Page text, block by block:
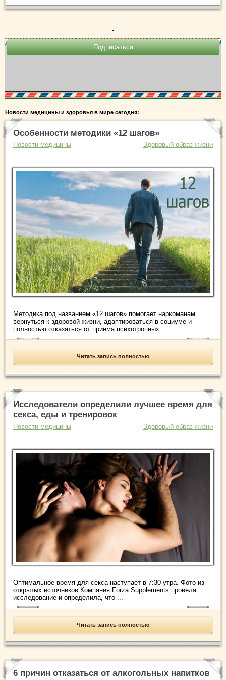
.
Новости медицины и здоровья в мире сегодня:
Особенности методики «12 шагов»
Новости медицины Здоровый образ жизни
Методика под названием «12 шагов» помогает наркоманам
вернуться к здоровой жизни, адаптироваться в социуме и
полностью отказаться от приема психотропных ...
Читать запись полностью
Исследователи определили лучшее время для
секса, еды и тренировок
Новости медицины Здоровый образ жизни
Оптимальное время для секса наступает в 7:30 утра. Фото из
открытых источников Компания Forza Supplements провела
исследование и определила, что ...
Читать запись полностью
6 причин отказаться от алкогольных напитков